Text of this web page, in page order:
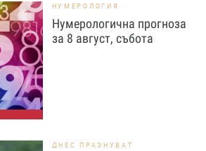
НУМЕРОЛОГИЯ
Нумерологична прогноза
за 8 август, събота
ДНЕС ПРАЗНУВАТ